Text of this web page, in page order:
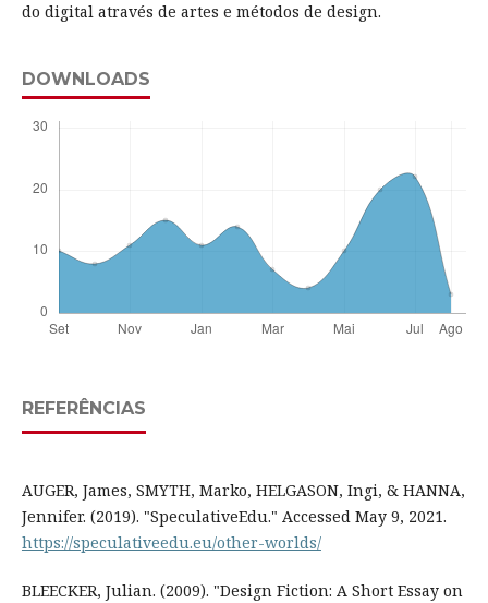
do digital através de artes e métodos de design.
DOWNLOADS
REFERÊNCIAS
AUGER, James, SMYTH, Marko, HELGASON, Ingi, & HANNA,
Jennifer. (2019). "SpeculativeEdu." Accessed May 9, 2021.
https://speculativeedu.eu/other-worlds/
BLEECKER, Julian. (2009). "Design Fiction: A Short Essay on